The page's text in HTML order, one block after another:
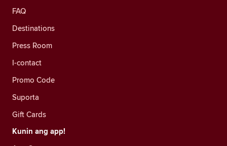
FAQ
Destinations
Press Room
I-contact
Promo Code
Suporta
Gift Cards
Kunin ang app!